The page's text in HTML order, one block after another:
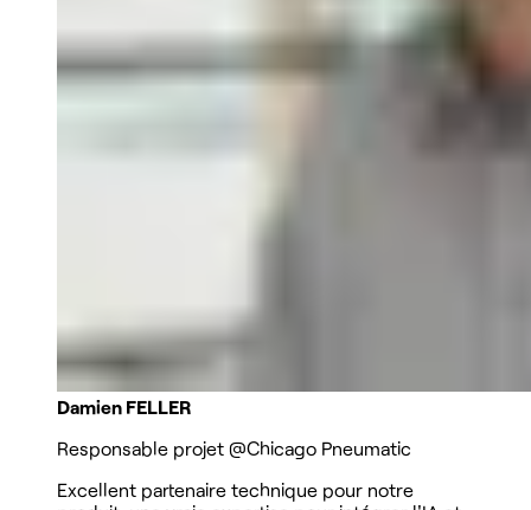
Damien FELLER
Responsable projet @Chicago Pneumatic
Excellent partenaire technique pour notre